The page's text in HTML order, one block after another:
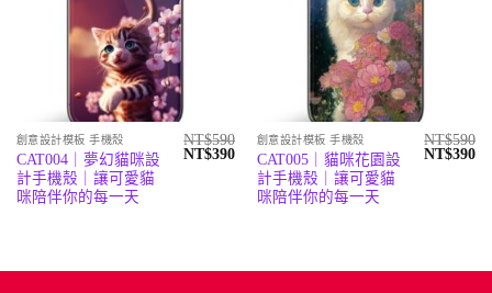
創意設計模板 手機殼
CAT004｜夢幻貓咪設
計手機殼｜讓可愛貓
咪陪伴你的每一天
NT$590
原
NT$390目
格：
創意設計模板 手機殼
CAT005｜貓咪花園設
計手機殼｜讓可愛貓
咪陪伴你的每一天
NT$590
原
NT$390目